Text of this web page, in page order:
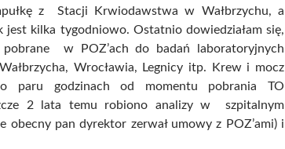
z Stacji Krwiodawstwa w Wałbrzychu, a
jest kilka tygodniowo. Ostatnio dowiedziałam się,
w POZ’ach do badań laboratoryjnych
Wrocławia, Legnicy itp. Krew i mocz
paru godzinach od momentu pobrania TO
2 lata temu robiono analizy w szpitalnym
obecny pan dyrektor zerwał umowy z POZ’ami) i